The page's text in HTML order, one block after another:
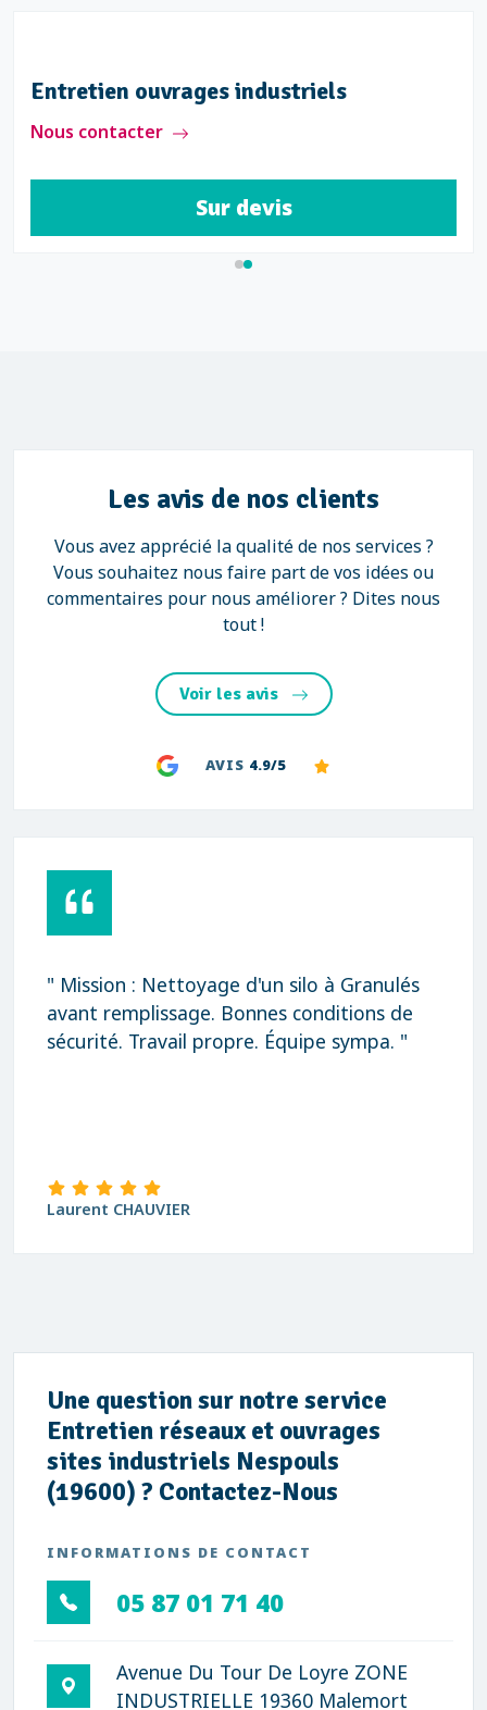
Entretien ouvrages industriels
Nous contacter
Sur devis
Les avis de nos clients
Vous avez apprécié la qualité de nos services ?
Vous souhaitez nous faire part de vos idées ou
commentaires pour nous améliorer ? Dites nous
tout !
Voir les avis
AVIS 4.9/5
" Mission : Nettoyage d'un silo à Granulés
avant remplissage. Bonnes conditions de
sécurité. Travail propre. Équipe sympa. "
Laurent CHAUVIER
Une question sur notre service
Entretien réseaux et ouvrages
sites industriels Nespouls
(19600) ? Contactez-Nous
INFORMATIONS DE CONTACT
05 87 01 71 40
Avenue Du Tour De Loyre ZONE
INDUSTRIELLE 19360 Malemort